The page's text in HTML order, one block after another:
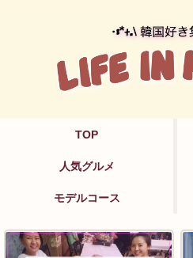
TOP
人気グルメ
モデルコース